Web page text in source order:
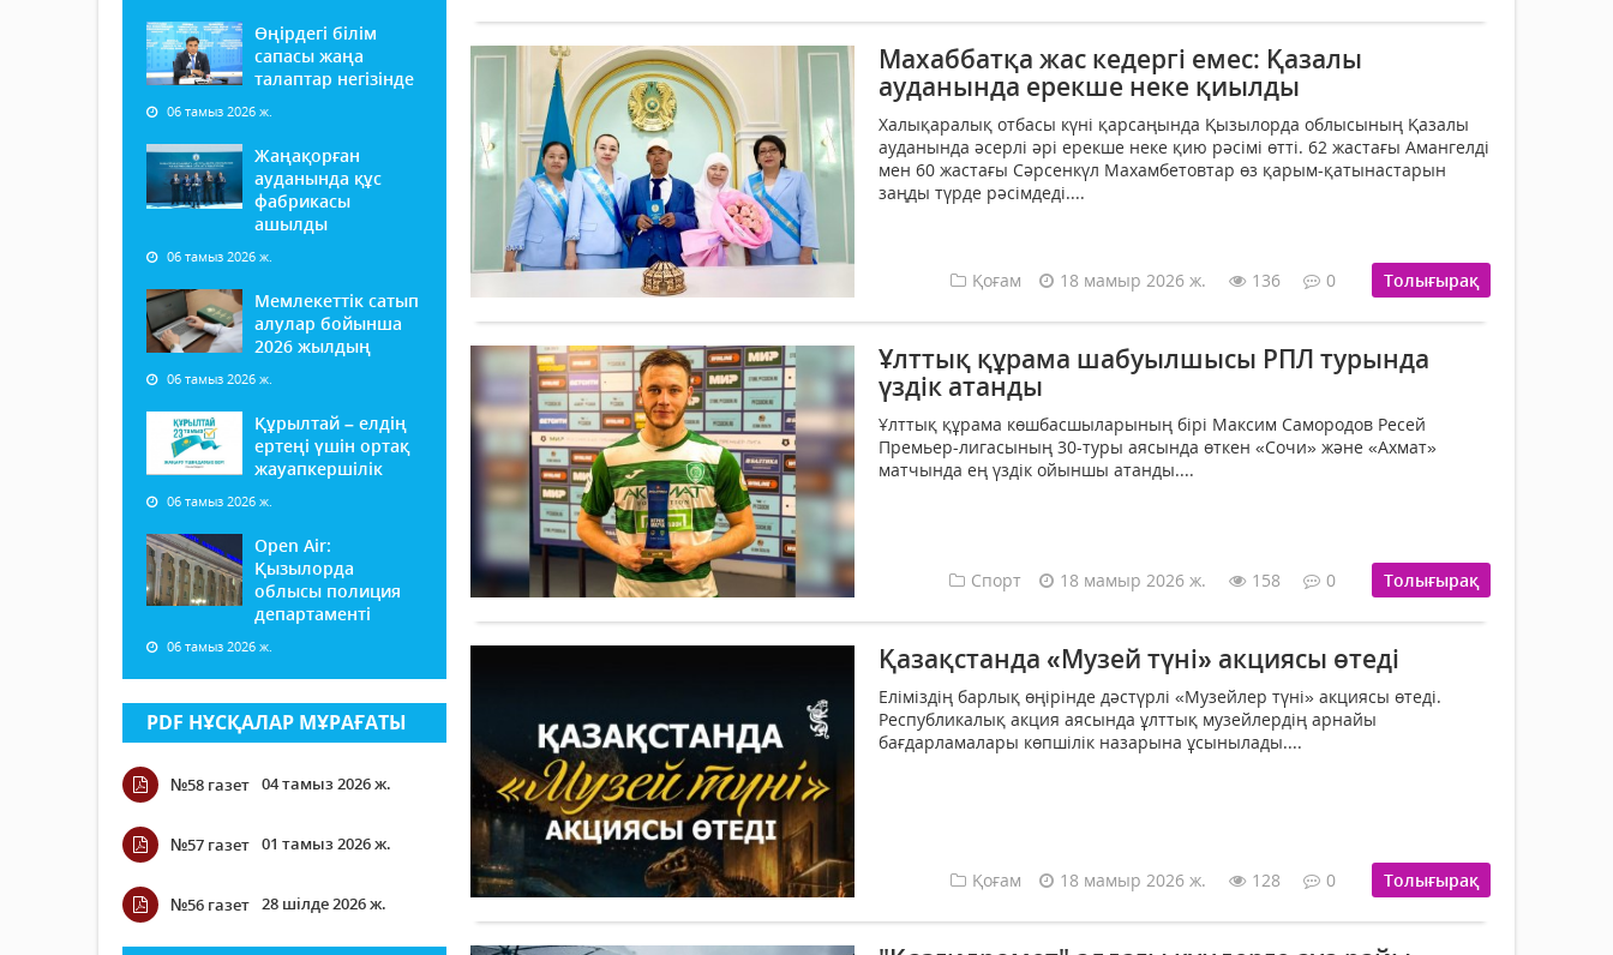
Өңірдегі білім
сапасы жаңа
талаптар негізінде
06 тамыз 2026 ж.
Жаңақорған
ауданында құс
фабрикасы
ашылды
06 тамыз 2026 ж.
Мемлекеттік сатып
алулар бойынша
2026 жылдың
06 тамыз 2026 ж.
Құрылтай – елдің
ертеңі үшін ортақ
жауапкершілік
06 тамыз 2026 ж.
Open Air:
Қызылорда
облысы полиция
департаменті
06 тамыз 2026 ж.
PDF НҰСҚАЛАР МҰРАҒАТЫ
№58 газет 04 тамыз 2026 ж.
№57 газет 01 тамыз 2026 ж.
№56 газет 28 шілде 2026 ж.
Махаббатқа жас кедергі емес: Қазалы
ауданында ерекше неке қиылды
Халықаралық отбасы күні қарсаңында Қызылорда облысының Қазалы
ауданында әсерлі әрі ерекше неке қию рәсімі өтті. 62 жастағы Амангелді
мен 60 жастағы Сәрсенкүл Махамбетовтар өз қарым-қатынастарын
заңды түрде рәсімдеді....
Қоғам 18 мамыр 2026 ж. 136 0 Толығырақ
Ұлттық құрама шабуылшысы РПЛ турында
үздік атанды
Ұлттық құрама көшбасшыларының бірі Максим Самородов Ресей
Премьер-лигасының 30-туры аясында өткен «Сочи» және «Ахмат»
матчында ең үздік ойыншы атанды....
Спорт 18 мамыр 2026 ж. 158 0 Толығырақ
Қазақстанда «Музей түні» акциясы өтеді
Еліміздің барлық өңірінде дәстүрлі «Музейлер түні» акциясы өтеді.
Республикалық акция аясында ұлттық музейлердің арнайы
бағдарламалары көпшілік назарына ұсынылады....
Қоғам 18 мамыр 2026 ж. 128 0 Толығырақ